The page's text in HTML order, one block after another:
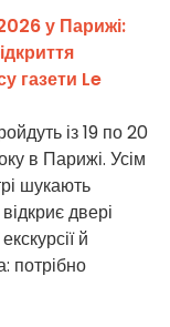
у Парижі:
газети Le
із 19 по 20
в Парижі. Усім
шукають
двері
й
потрібно